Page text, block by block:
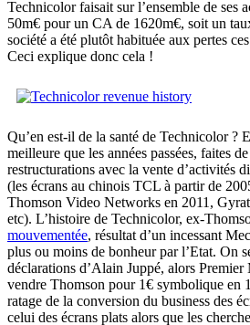
Technicolor faisait sur l’ensemble de ses
50m€ pour un CA de 1620m€, soit un
société a été plutôt habituée aux pertes
Ceci explique donc cela !
Qu’en est-il de la santé de Technicolor ?
meilleure que les années passées, faites
restructurations avec la vente d’activités
(les écrans au chinois TCL à partir de
Thomson Video Networks en 2011,
etc). L’histoire de Technicolor, ex-
mouvementée, résultat d’un incessant
plus ou moins de bonheur par l’Etat. On
déclarations d’Alain Juppé, alors
vendre Thomson pour 1€ symbolique en
ratage de la conversion du business des
celui des écrans plats alors que les